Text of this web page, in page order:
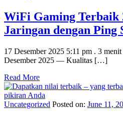
WiFi Gaming Terbaik
Jaringan dengan Ping
17 Desember 2025 5:11 pm . 3
Desember 2025 — Kualitas […]
Read More
Uncategorized Posted on: June 11,